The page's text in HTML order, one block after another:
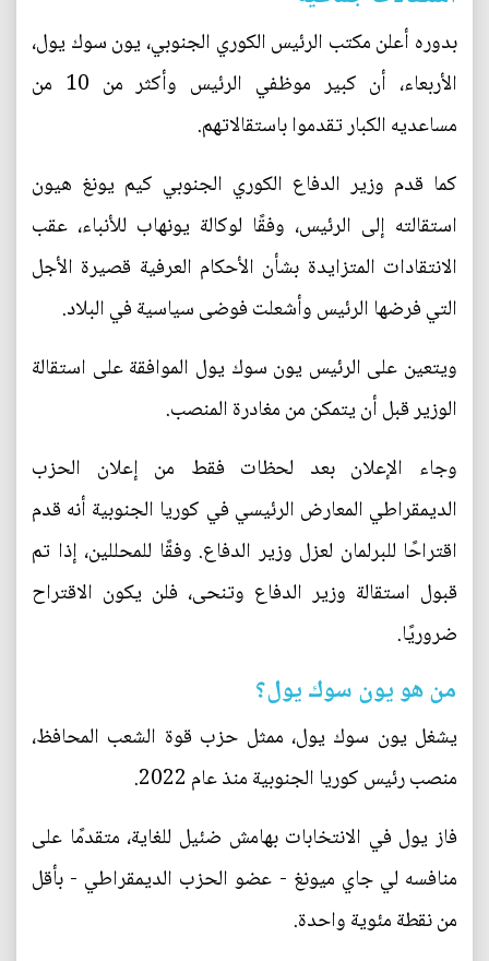
بدوره أعلن مكتب الرئيس الكوري الجنوبي، يون سوك يول،
الأربعاء، أن كبير موظفي الرئيس وأكثر من 10 من
مساعديه الكبار تقدموا باستقالاتهم.
كما قدم وزير الدفاع الكوري الجنوبي كيم يونغ هيون
استقالته إلى الرئيس، وفقًا لوكالة يونهاب للأنباء، عقب
الانتقادات المتزايدة بشأن الأحكام العرفية قصيرة الأجل
التي فرضها الرئيس وأشعلت فوضى سياسية في البلاد.
ويتعين على الرئيس يون سوك يول الموافقة على استقالة
الوزير قبل أن يتمكن من مغادرة المنصب.
وجاء الإعلان بعد لحظات فقط من إعلان الحزب
الديمقراطي المعارض الرئيسي في كوريا الجنوبية أنه قدم
اقتراحًا للبرلمان لعزل وزير الدفاع. وفقًا للمحللين، إذا تم
قبول استقالة وزير الدفاع وتنحى، فلن يكون الاقتراح
ضروريًا.
من هو يون سوك يول؟
يشغل يون سوك يول، ممثل حزب قوة الشعب المحافظ،
منصب رئيس كوريا الجنوبية منذ عام 2022.
فاز يول في الانتخابات بهامش ضئيل للغاية، متقدمًا على
منافسه لي جاي ميونغ - عضو الحزب الديمقراطي - بأقل
من نقطة مئوية واحدة.